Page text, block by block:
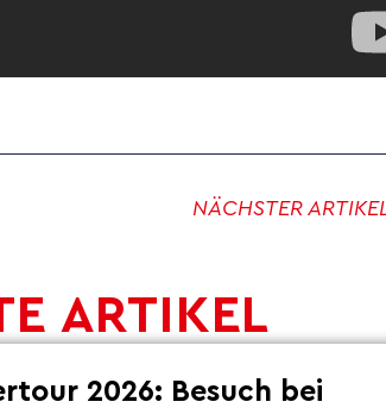
NÄCHSTER ARTIKEL
ARTIKEL
2026: Besuch bei